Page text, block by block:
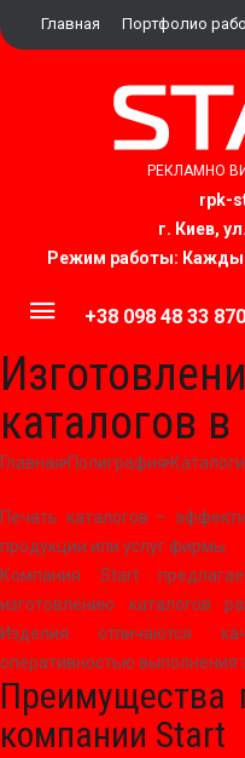
Главная Портфолио
РЕКЛАМНО
rpk-
г. Киев,
Режим работы:
+38 098 48 33 870
каталогов
Главная Полиграфия Каталоги
Печать каталогов –
продукции или услуг фирмы.
Компания Start
изготовлению каталогов
Изделия отличаются
оперативностью выполнения
Преимущества
компании Start